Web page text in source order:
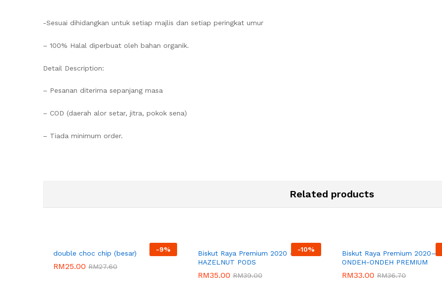
-Sesuai dihidangkan untuk setiap majlis dan setiap peringkat umur
– 100% Halal diperbuat oleh bahan organik.
Detail Description:
– Pesanan diterima sepanjang masa
– COD (daerah alor setar, jitra, pokok sena)
– Tiada minimum order.
Related products
-9%
double choc chip (besar)
RM25.00 RM27.60
RAIHANAH -10%
Biskut Raya Premium 2020 –
HAZELNUT PODS
RM35.00 RM39.00
MUAZZIN BAKERY
Biskut Raya Premium 2020—
ONDEH-ONDEH PREMIUM
RM33.00 RM36.70
MUAZZIN BAKERY